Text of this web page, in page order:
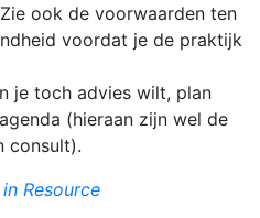
ook de voorwaarden ten
voordat je de praktijk
je toch advies wilt, plan
(hieraan zijn wel de
consult).
Resource